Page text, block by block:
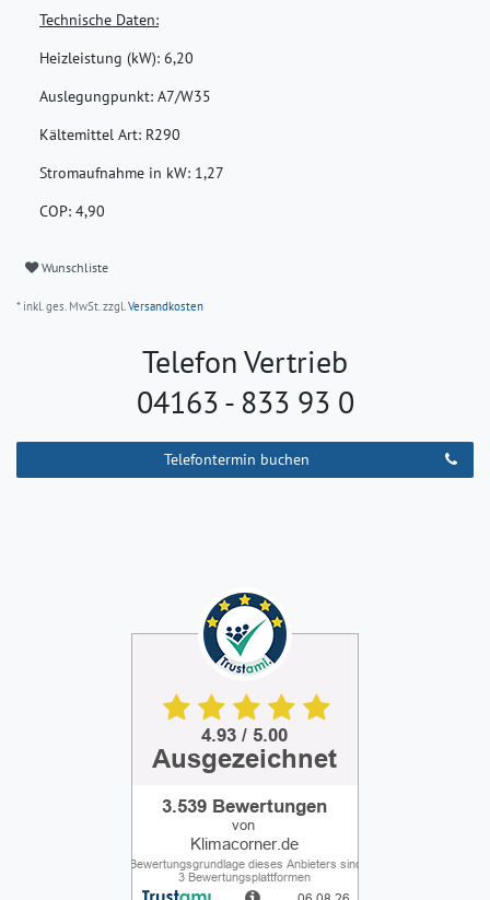
Technische Daten:
Heizleistung (kW): 6,20
Auslegungpunkt: A7/W35
Kältemittel Art: R290
Stromaufnahme in kW: 1,27
COP: 4,90
Wunschliste
* inkl. ges. MwSt. zzgl.Versandkosten
Telefon Vertrieb
04163 - 833 93 0
Telefontermin buchen